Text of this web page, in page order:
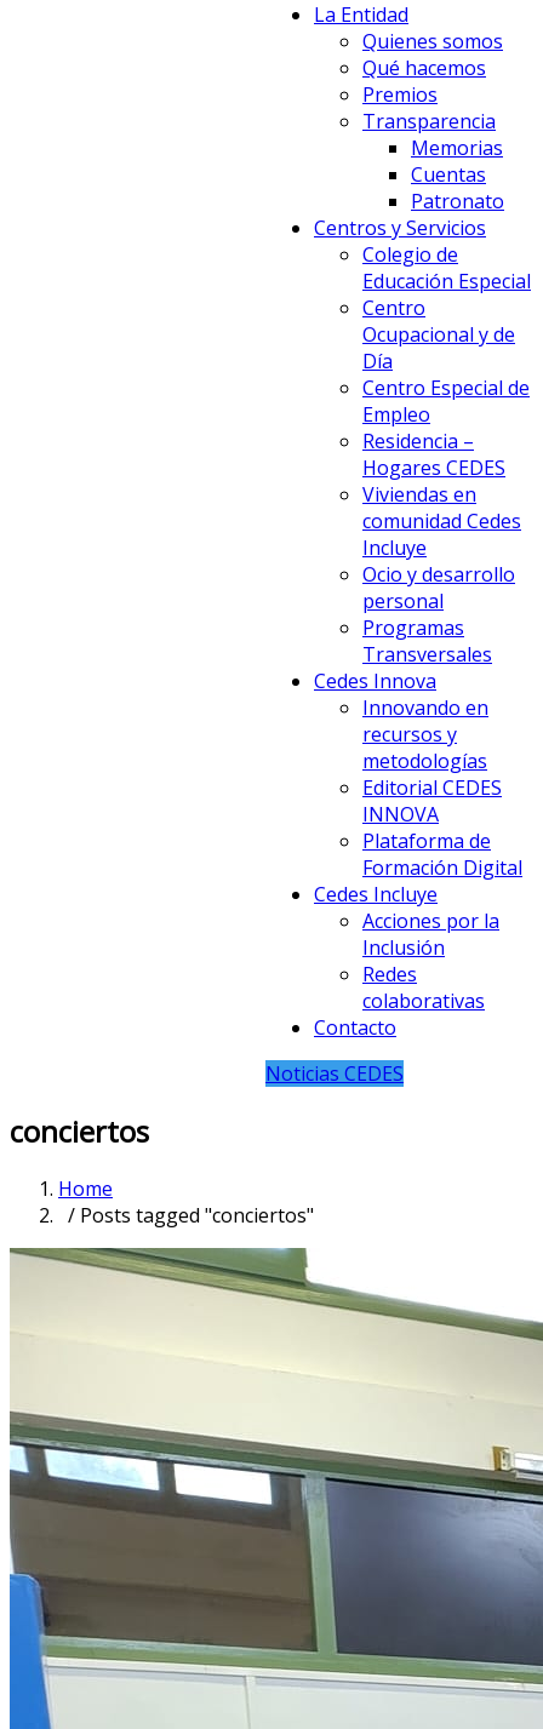
La Entidad
Quienes somos
Qué hacemos
Premios
Transparencia
Memorias
Cuentas
Patronato
Centros y Servicios
Colegio de
Educación Especial
Centro
Ocupacional y de
Día
Centro Especial de
Empleo
Residencia –
Hogares CEDES
Viviendas en
comunidad Cedes
Incluye
Ocio y desarrollo
personal
Programas
Transversales
Cedes Innova
Innovando en
recursos y
metodologías
Editorial CEDES
INNOVA
Plataforma de
Formación Digital
Cedes Incluye
Acciones por la
Inclusión
Redes
colaborativas
Contacto
Noticias CEDES
conciertos
Home
/ Posts tagged "conciertos"